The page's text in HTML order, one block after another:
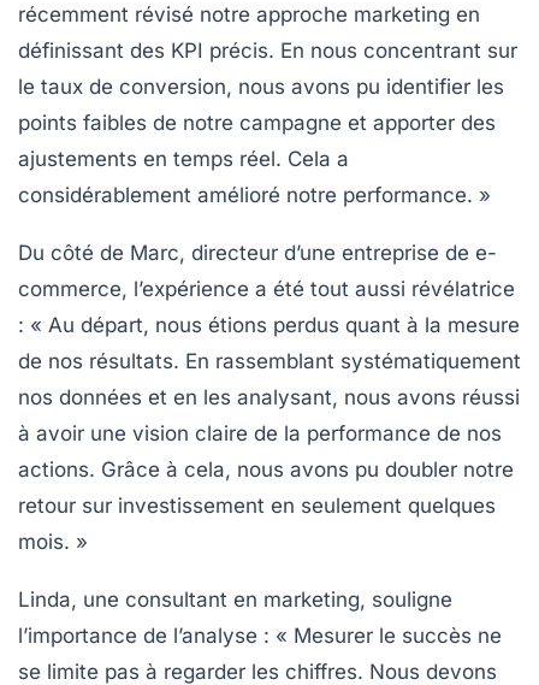
récemment révisé notre approche marketing en
définissant des KPI précis. En nous concentrant sur
le taux de conversion, nous avons pu identifier les
points faibles de notre campagne et apporter des
ajustements en temps réel. Cela a
considérablement amélioré notre performance. »
Du côté de Marc, directeur d’une entreprise de e-
commerce, l’expérience a été tout aussi révélatrice
: « Au départ, nous étions perdus quant à la mesure
de nos résultats. En rassemblant systématiquement
nos données et en les analysant, nous avons réussi
à avoir une vision claire de la performance de nos
actions. Grâce à cela, nous avons pu doubler notre
retour sur investissement en seulement quelques
mois. »
Linda, une consultant en marketing, souligne
l’importance de l’analyse : « Mesurer le succès ne
se limite pas à regarder les chiffres. Nous devons